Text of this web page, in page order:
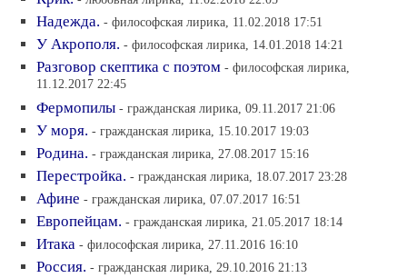
Надежда. - философская лирика, 11.02.2018 17:51
У Акрополя. - философская лирика, 14.01.2018 14:21
Разговор скептика с поэтом - философская лирика,
11.12.2017 22:45
Фермопилы - гражданская лирика, 09.11.2017 21:06
У моря. - гражданская лирика, 15.10.2017 19:03
Родина. - гражданская лирика, 27.08.2017 15:16
Перестройка. - гражданская лирика, 18.07.2017 23:28
Афине - гражданская лирика, 07.07.2017 16:51
Европейцам. - гражданская лирика, 21.05.2017 18:14
Итака - философская лирика, 27.11.2016 16:10
Россия. - гражданская лирика, 29.10.2016 21:13